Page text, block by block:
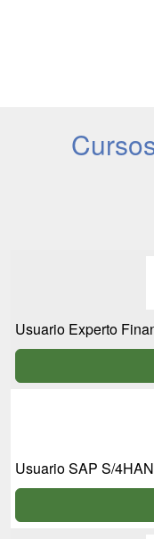
Usuario Experto
Usuario SAP S/